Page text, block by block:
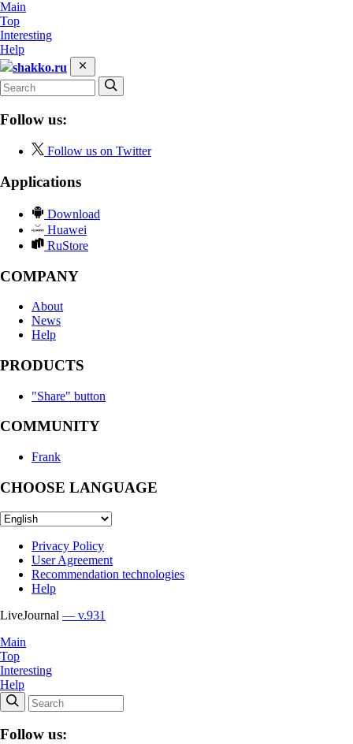
Main
Top
Interesting
Help
shakko.ru
Follow us:
Follow us on Twitter
Applications
Download
Huawei
RuStore
COMPANY
About
News
Help
PRODUCTS
"Share" button
COMMUNITY
Frank
CHOOSE LANGUAGE
Privacy Policy
User Agreement
Recommendation technologies
Help
LiveJournal — v.931
Main
Top
Interesting
Help
Follow us: